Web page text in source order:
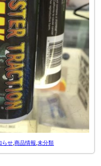
らせ ,商品情報 ,未分類